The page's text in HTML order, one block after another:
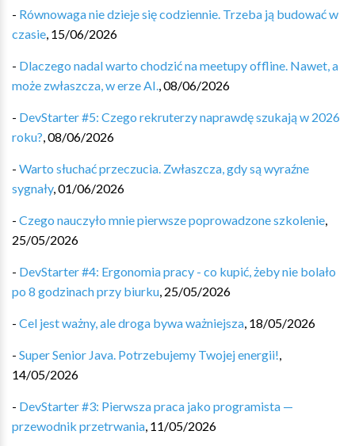
- Równowaga nie dzieje się codziennie. Trzeba ją budować w
czasie, 15/06/2026
- Dlaczego nadal warto chodzić na meetupy offline. Nawet, a
może zwłaszcza, w erze AI.,08/06/2026
- DevStarter #5: Czego rekruterzy naprawdę szukają w 2026
roku?,08/06/2026
- Warto słuchać przeczucia. Zwłaszcza, gdy są wyraźne
sygnały,01/06/2026
- Czego nauczyło mnie pierwsze poprowadzone szkolenie,
25/05/2026
- DevStarter #4: Ergonomia pracy - co kupić, żeby nie bolało
po 8 godzinach przy biurku, 25/05/2026
- Cel jest ważny, ale droga bywa ważniejsza, 18/05/2026
- Super Senior Java. Potrzebujemy Twojej energii!,
14/05/2026
- DevStarter #3: Pierwsza praca jako programista —
przewodnik przetrwania, 11/05/2026